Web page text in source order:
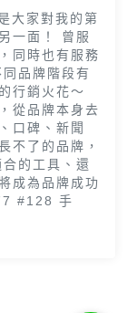
大家對我的第
一面！ 曾服
同時也有服務
品牌階段有
行銷火花～
從品牌本身去
口碑、新聞
不了的品牌，
的工具、還
成為品牌成功
#128 手